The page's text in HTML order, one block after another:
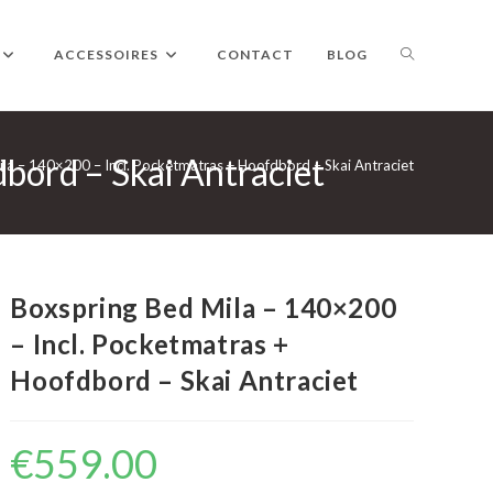
ACCESSOIRES CONTACT BLOG TOGGLE
WEBSITE
– Skai Antraciet
– 140×200 – Incl. Pocketmatras + Hoofdbord – Skai Antraciet
Boxspring Bed Mila – 140×200
– Incl. Pocketmatras +
Hoofdbord – Skai Antraciet
€559.00